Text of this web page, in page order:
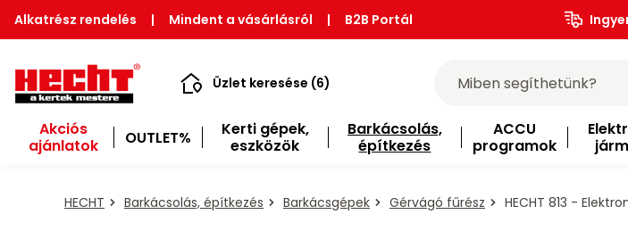
Alkatrész rendelés | Mindent a vásárlásról | B2B Portál
Üzlet keresése (6)
Akciós
ajánlatok
OUTLET%
Kerti gépek,
eszközök
Barkácsolás,
építkezés
ACCU
programok
HECHT Barkácsolás, építkezés Barkácsgépek Gérvágó fűrész HECHT 813 -